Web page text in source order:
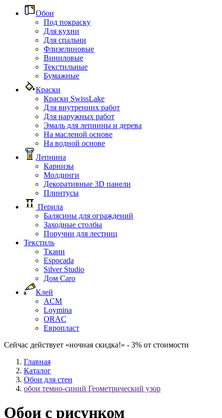
Обои
Под покраску
Для кухни
Для спальни
Флизелиновые
Виниловые
Текстильные
Бумажные
Краски
Краски SwissLake
Для внутренних работ
Для наружных работ
Эмаль для лепнины и дерева
На масленой основе
На водной основе
Лепнина
Карнизы
Молдинги
Декоративные 3D панели
Плинтусы
Перила
Балясины для ограждений
Заходные столбы
Поручни для лестниц
Текстиль
Ткани
Espocada
Silver Studio
Дом Caro
Клей
ACM
Loymina
ORAC
Европласт
Сейчас действует «ночная скидка!» - 3% от стоимости
Главная
Каталог
Обои для стен
обои темно-синий Геометрический узор
Обои с рисунком